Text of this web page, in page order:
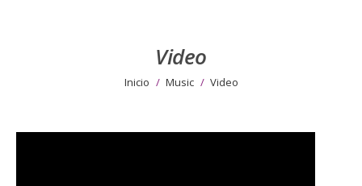
Video
Estás aquí:
Inicio Music Video